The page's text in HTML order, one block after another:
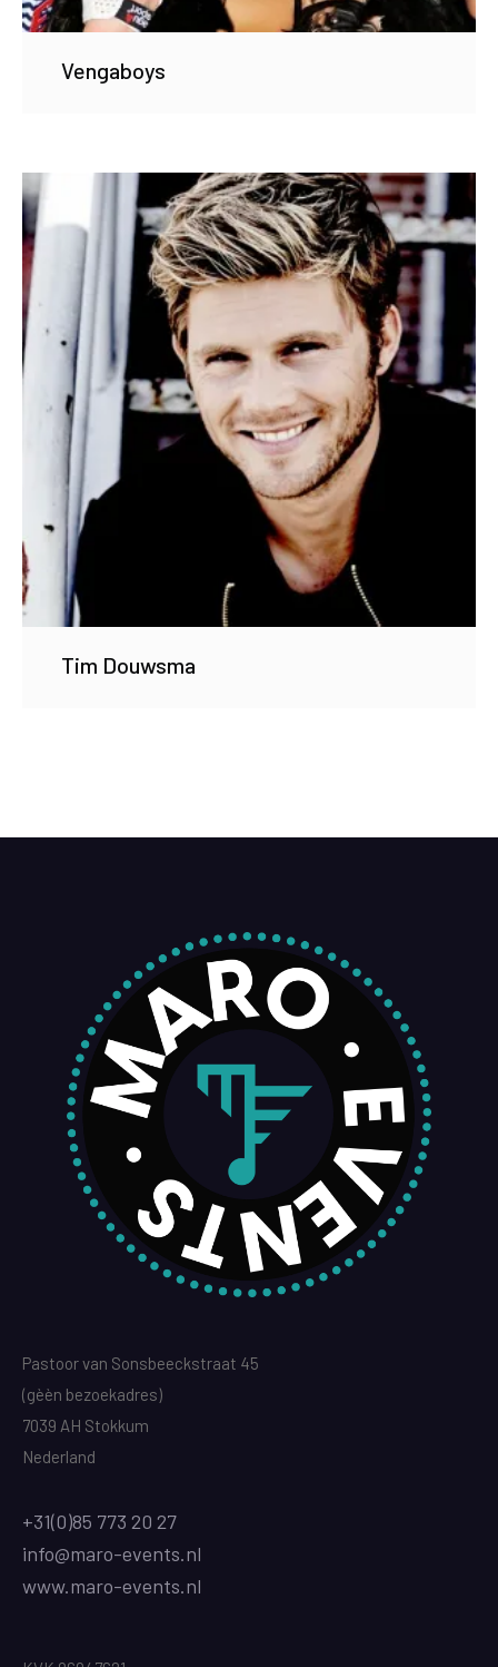
Vengaboys
Tim Douwsma
Pastoor van Sonsbeeckstraat 45
(gèèn bezoekadres)
7039 AH Stokkum
Nederland
+31(0)85 773 20 27
info@maro-events.nl
www.maro-events.nl